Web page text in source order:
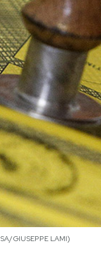
GIUSEPPE LAMI)